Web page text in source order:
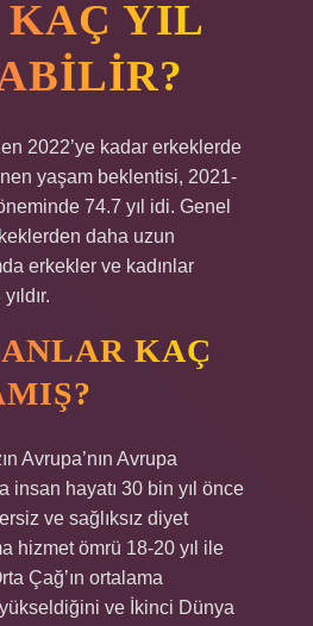
KAÇ YIL
2022’ye kadar erkeklerde
yaşam beklentisi, 2021-
74.7 yıl idi. Genel
daha uzun
erkekler ve kadınlar
KAÇ
Avrupa’nın Avrupa
insan hayatı 30 bin yıl önce
ve sağlıksız diyet
hizmet ömrü 18-20 yıl ile
Çağ’ın ortalama
yükseldiğini ve İkinci Dünya